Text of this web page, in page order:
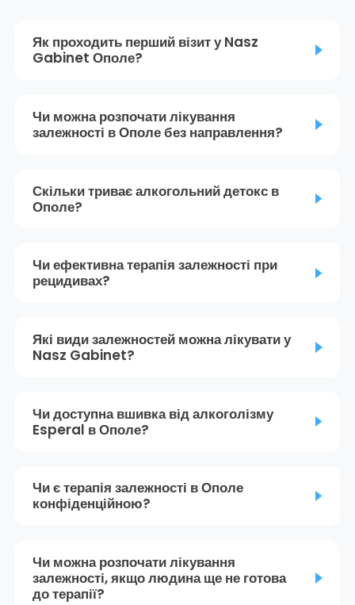
Як проходить перший візит у Nasz
Gabinet Ополе?
Чи можна розпочати лікування
залежності в Ополе без направлення?
Скільки триває алкогольний детокс в
Ополе?
Чи ефективна терапія залежності при
рецидивах?
Які види залежностей можна лікувати у
Nasz Gabinet?
Чи доступна вшивка від алкоголізму
Esperal в Ополе?
Чи є терапія залежності в Ополе
конфіденційною?
Чи можна розпочати лікування
залежності, якщо людина ще не готова
до терапії?